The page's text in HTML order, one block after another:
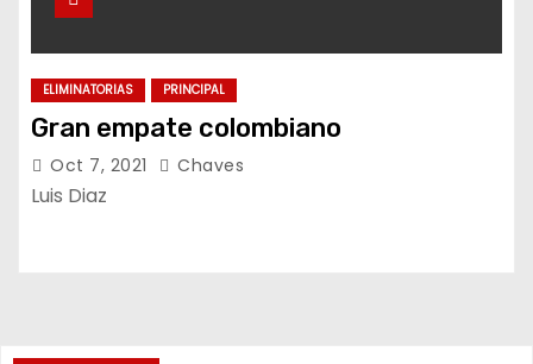
ELIMINATORIAS PRINCIPAL
Gran empate colombiano
Oct 7, 2021 Chaves
Luis Diaz